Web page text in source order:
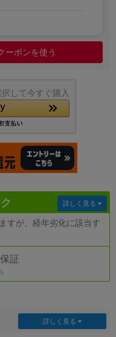
ーポンを使う
して今すぐ購入
すが、経年劣化に該当す
詳しく見る
証
詳しく見る
月 まで